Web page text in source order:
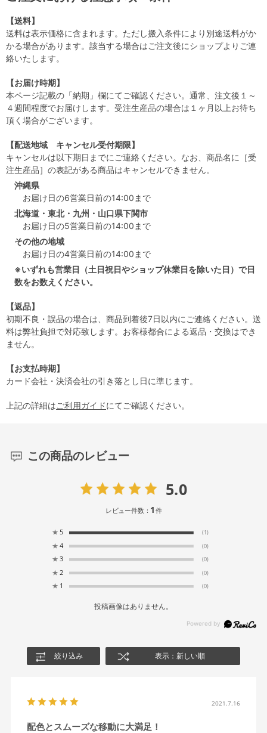
【送料】
送料は表示価格に含まれます。ただし搬入条件により別途送料がか
かる場合があります。該当する場合はご注文後にショップよりご連
絡いたします。
【お届け時期】
本ページ記載の「納期」欄にてご確認ください。通常、注文後１～
４週間程度でお届けします。受注生産品の場合は１ヶ月以上お待ち
頂く場合がございます。
【配送地域 キャンセル受付期限】
キャンセルは以下期日までにご連絡ください。なお、商品名に［受
注生産品］の表記がある商品はキャンセルできません。
沖縄県
お届け日の6営業日前の14:00まで
北海道・東北・九州・山口県下関市
お届け日の5営業日前の14:00まで
その他の地域
お届け日の4営業日前の14:00まで
※いずれも営業日（土日祝日やショップ休業日を除いた日）で日
数をお数えください。
【返品】
初期不良・誤品の場合は、商品到着後7日以内にご連絡ください。送
料は弊社負担で対応致します。お客様都合による返品・交換はでき
ません。
【お支払時期】
カード会社・決済会社の引き落とし日に準じます。
上記の詳細はご利用ガイドにてご確認ください。
この商品のレビュー
5.0
レビュー件数： 1件
★ 5 (1)
★ 4 (0)
★ 3 (0)
★ 2 (0)
★ 1 (0)
投稿画像はありません。
絞り込み 表示：新しい順
2021.7.16
配色とスムーズな移動に大満足！